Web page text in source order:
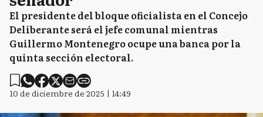
El presidente del bloque oficialista en el Concejo
Deliberante será el jefe comunal mientras
Guillermo Montenegro ocupe una banca por la
quinta sección electoral.
10 de diciembre de 2025 | 14:49